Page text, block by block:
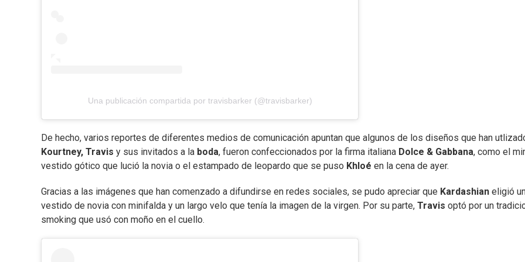
Una publicación compartida por travisbarker (@travisbarker)
De hecho, varios reportes de diferentes medios de comunicación apuntan que algunos de los diseños que han
Kourtney, Travis y sus invitados a la boda, fueron confeccionados por la firma italiana Dolce & Gabbana, como el
vestido gótico que lució la novia o el estampado de leopardo que se puso Khloé en la cena de ayer.
Gracias a las imágenes que han comenzado a difundirse en redes sociales, se pudo apreciar que Kardashian eligió
vestido de novia con minifalda y un largo velo que tenía la imagen de la virgen. Por su parte, Travis optó por un
smoking que usó con moño en el cuello.